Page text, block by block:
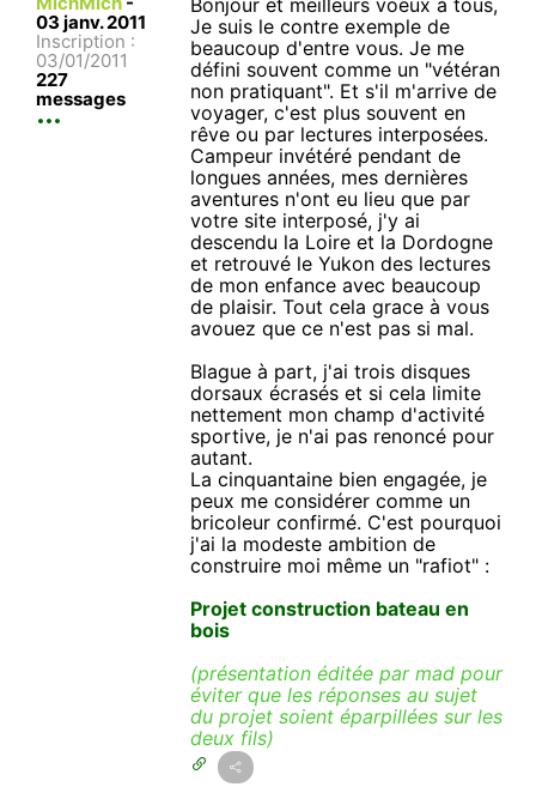
03 janv. 2011
Inscription :
03/01/2011
227
messages
Je suis le contre exemple de
beaucoup d'entre vous. Je me
défini souvent comme un "vétéran
non pratiquant". Et s'il m'arrive de
voyager, c'est plus souvent en
rêve ou par lectures interposées.
Campeur invétéré pendant de
longues années, mes dernières
aventures n'ont eu lieu que par
votre site interposé, j'y ai
descendu la Loire et la Dordogne
et retrouvé le Yukon des lectures
de mon enfance avec beaucoup
de plaisir. Tout cela grace à vous
avouez que ce n'est pas si mal.
Blague à part, j'ai trois disques
dorsaux écrasés et si cela limite
nettement mon champ d'activité
sportive, je n'ai pas renoncé pour
autant.
La cinquantaine bien engagée, je
peux me considérer comme un
bricoleur confirmé. C'est pourquoi
j'ai la modeste ambition de
construire moi même un "rafiot" :
Projet construction bateau en
bois
(présentation éditée par mad pour
éviter que les réponses au sujet
du projet soient éparpillées sur les
deux fils)